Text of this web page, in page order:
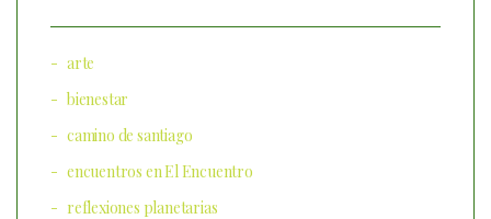
arte
bienestar
camino de santiago
encuentros en El Encuentro
reflexiones planetarias